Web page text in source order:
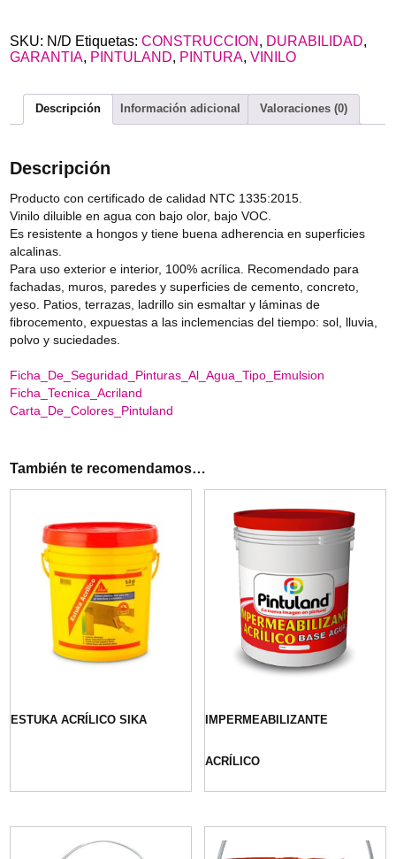
SKU: N/D Etiquetas:CONSTRUCCION , DURABILIDAD,
GARANTIA, PINTULAND, PINTURA,VINILO
Descripción Información adicional Valoraciones (0)
Descripción
Producto con certificado de calidad NTC 1335:2015.
Vinilo diluible en agua con bajo olor, bajo VOC.
Es resistente a hongos y tiene buena adherencia en superficies
alcalinas.
Para uso exterior e interior, 100% acrílica. Recomendado para
fachadas, muros, paredes y superficies de cemento, concreto,
yeso. Patios, terrazas, ladrillo sin esmaltar y láminas de
fibrocemento, expuestas a las inclemencias del tiempo: sol, lluvia,
polvo y suciedades.
Ficha_De_Seguridad_Pinturas_Al_Agua_Tipo_Emulsion
Ficha_Tecnica_Acriland
Carta_De_Colores_Pintuland
También te recomendamos…
ESTUKA ACRÍLICO SIKA IMPERMEABILIZANTE
ACRÍLICO